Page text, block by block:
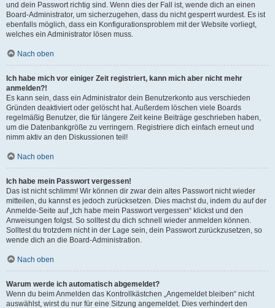
und dein Passwort richtig sind. Wenn dies der Fall ist, wende dich an einen
Board-Administrator, um sicherzugehen, dass du nicht gesperrt wurdest. Es ist
ebenfalls möglich, dass ein Konfigurationsproblem mit der Website vorliegt,
welches ein Administrator lösen muss.
Nach oben
Ich habe mich vor einiger Zeit registriert, kann mich aber nicht mehr
anmelden?!
Es kann sein, dass ein Administrator dein Benutzerkonto aus verschieden
Gründen deaktiviert oder gelöscht hat. Außerdem löschen viele Boards
regelmäßig Benutzer, die für längere Zeit keine Beiträge geschrieben haben,
um die Datenbankgröße zu verringern. Registriere dich einfach erneut und
nimm aktiv an den Diskussionen teil!
Nach oben
Ich habe mein Passwort vergessen!
Das ist nicht schlimm! Wir können dir zwar dein altes Passwort nicht wieder
mitteilen, du kannst es jedoch zurücksetzen. Dies machst du, indem du auf der
Anmelde-Seite auf „Ich habe mein Passwort vergessen“ klickst und den
Anweisungen folgst. So solltest du dich schnell wieder anmelden können.
Solltest du trotzdem nicht in der Lage sein, dein Passwort zurückzusetzen, so
wende dich an die Board-Administration.
Nach oben
Warum werde ich automatisch abgemeldet?
Wenn du beim Anmelden das Kontrollkästchen „Angemeldet bleiben“ nicht
auswählst, wirst du nur für eine Sitzung angemeldet. Dies verhindert den